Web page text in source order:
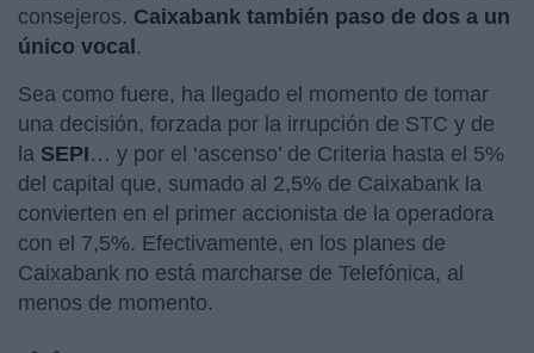
consejeros. Caixabank también paso de dos a un
único vocal.
Sea como fuere, ha llegado el momento de tomar
una decisión, forzada por la irrupción de STC y de
la SEPI… y por el ‘ascenso’ de Criteria hasta el 5%
del capital que, sumado al 2,5% de Caixabank la
convierten en el primer accionista de la operadora
con el 7,5%. Efectivamente, en los planes de
Caixabank no está marcharse de Telefónica, al
menos de momento.